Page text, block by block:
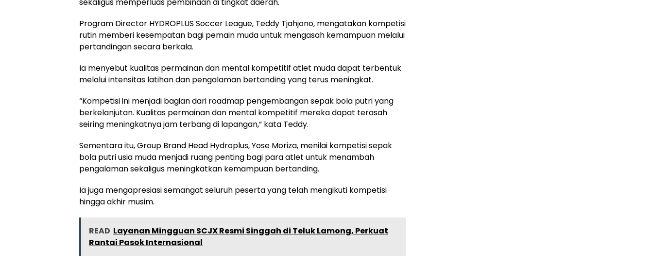
Program Director HYDROPLUS Soccer League, Teddy Tjahjono, mengatakan kompetisi
rutin memberi kesempatan bagi pemain muda untuk mengasah kemampuan melalui
pertandingan secara berkala.
Ia menyebut kualitas permainan dan mental kompetitif atlet muda dapat terbentuk
melalui intensitas latihan dan pengalaman bertanding yang terus meningkat.
“Kompetisi ini menjadi bagian dari roadmap pengembangan sepak bola putri yang
berkelanjutan. Kualitas permainan dan mental kompetitif mereka dapat terasah
seiring meningkatnya jam terbang di lapangan,” kata Teddy.
Sementara itu, Group Brand Head Hydroplus, Yose Moriza, menilai kompetisi sepak
bola putri usia muda menjadi ruang penting bagi para atlet untuk menambah
pengalaman sekaligus meningkatkan kemampuan bertanding.
Ia juga mengapresiasi semangat seluruh peserta yang telah mengikuti kompetisi
hingga akhir musim.
READ Layanan Mingguan SCJX Resmi Singgah di Teluk Lamong, Perkuat
Rantai Pasok Internasional